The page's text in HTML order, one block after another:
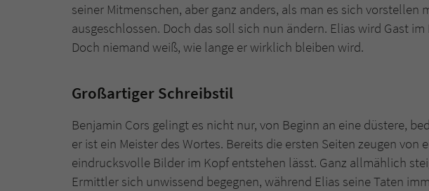
seiner Mitmenschen, aber ganz anders, als man es sich vorstellen
ausgeschlossen. Doch das soll sich nun ändern. Elias wird Gast
Doch niemand weiß, wie lange er wirklich bleiben wird.
Großartiger Schreibstil
Benjamin Cors gelingt es nicht nur, von Beginn an eine düstere,
er ist ein Meister des Wortes. Bereits die ersten Seiten zeugen von
eindrucksvolle Bilder im Kopf entstehen lässt. Ganz allmählich
Ermittler sich unwissend begegnen, während Elias seine Taten